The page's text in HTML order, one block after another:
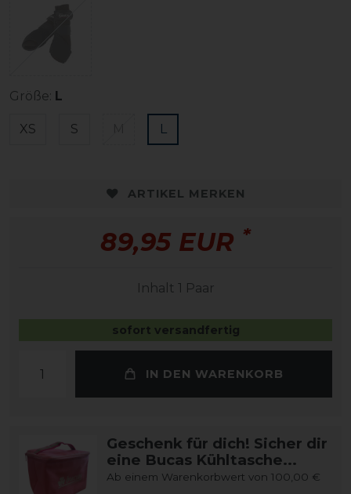
Größe: L
XS S L
ARTIKEL MERKEN
89,95 EUR *
Inhalt 1 Paar
sofort versandfertig
IN DEN WARENKORB
Geschenk für dich! Sicher dir
eine Bucas Kühltasche...
Ab einem Warenkorbwert von 100,00 €